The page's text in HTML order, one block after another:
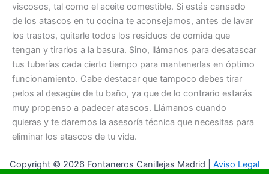
viscosos, tal como el aceite comestible. Si estás cansado
de los atascos en tu cocina te aconsejamos, antes de lavar
los trastos, quitarle todos los residuos de comida que
tengan y tirarlos a la basura. Sino, llámanos para desatascar
tus tuberías cada cierto tiempo para mantenerlas en óptimo
funcionamiento. Cabe destacar que tampoco debes tirar
pelos al desagüe de tu baño, ya que de lo contrario estarás
muy propenso a padecer atascos. Llámanos cuando
quieras y te daremos la asesoría técnica que necesitas para
eliminar los atascos de tu vida.
Copyright © 2026 Fontaneros Canillejas Madrid | Aviso Legal